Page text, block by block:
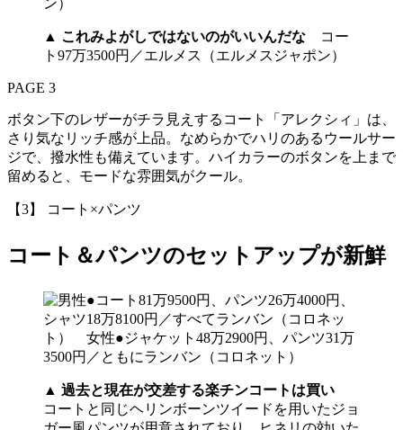
▲ これみよがしではないのがいいんだな コー
ト97万3500円／エルメス（エルメスジャポン）
PAGE 3
ボタン下のレザーがチラ見えするコート「アレクシィ」は、
さり気なリッチ感が上品。なめらかでハリのあるウールサー
ジで、撥水性も備えています。ハイカラーのボタンを上まで
留めると、モードな雰囲気がクール。
【3】 コート×パンツ
コート＆パンツのセットアップが新鮮
▲ 過去と現在が交差する楽チンコートは買い
コートと同じヘリンボーンツイードを用いたジョ